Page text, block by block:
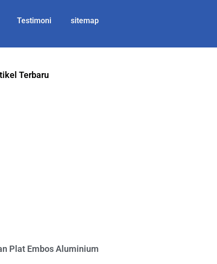
Testimoni sitemap
Terbaru
Plat Embos Aluminium